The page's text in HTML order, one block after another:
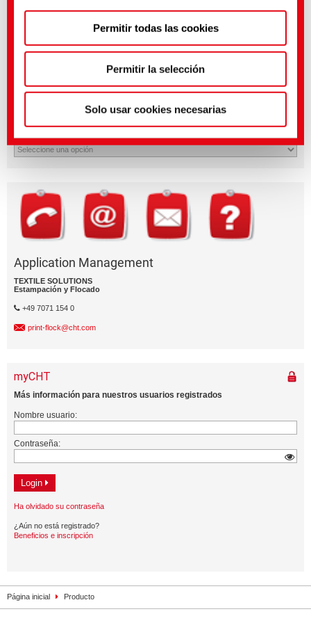
Puedes hacer ajustes más precisos aquí o en nuestra
política de privacidad.(Impresión)
Permitir todas las cookies
Permitir la selección
Solo usar cookies necesarias
División empresarial
Application Management
TEXTILE SOLUTIONS
Estampación y Flocado
+49 7071 154 0
print-flock@cht.com
Página inicial Producto